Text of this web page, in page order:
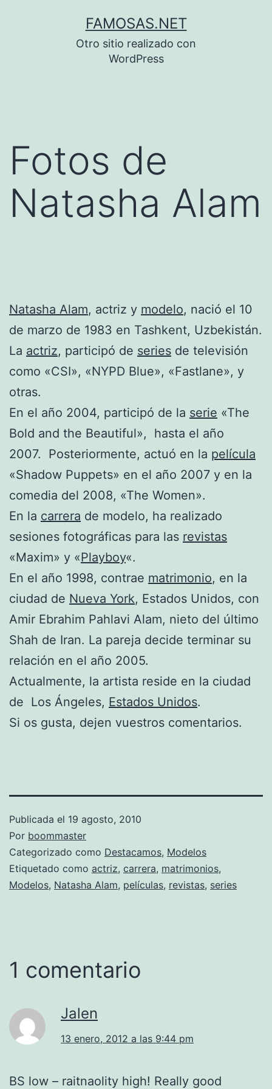
FAMOSAS.NET
Otro sitio realizado con
WordPress
Fotos de
Natasha Alam
Natasha Alam, actriz y modelo, nació el 10
de marzo de 1983 en Tashkent, Uzbekistán.
La actriz, participó de series de televisión
como «CSI», «NYPD Blue», «Fastlane», y
otras.
En el año 2004, participó de la serie «The
Bold and the Beautiful», hasta el año
2007. Posteriormente, actuó en la película
«Shadow Puppets» en el año 2007 y en la
comedia del 2008, «The Women».
En la carrera de modelo, ha realizado
sesiones fotográficas para las revistas
«Maxim» y «Playboy«.
En el año 1998, contrae matrimonio, en la
ciudad de Nueva York, Estados Unidos, con
Amir Ebrahim Pahlavi Alam, nieto del último
Shah de Iran. La pareja decide terminar su
relación en el año 2005.
Actualmente, la artista reside en la ciudad
de Los Ángeles, Estados Unidos.
Si os gusta, dejen vuestros comentarios.
Publicada el 19 agosto, 2010
Por boommaster
Categorizado como Destacamos, Modelos
Etiquetado como actriz, carrera, matrimonios,
Modelos, Natasha Alam, películas, revistas, series
1 comentario
Jalen
13 enero, 2012 a las 9:44 pm
BS low – raitnaolity high! Really good